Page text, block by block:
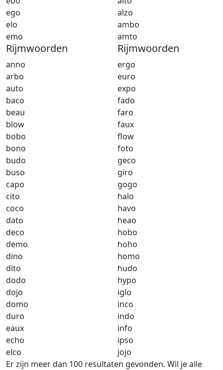
ego
elo
emo
alzo
ambo
amto
Rijmwoorden
anno
arbo
auto
baco
beau
blow
bobo
bono
budo
buso
capo
cito
coco
dato
deco
demo
dino
dito
dodo
dojo
domo
duro
eaux
echo
elco
Rijmwoorden
ergo
euro
expo
fado
faro
faux
flow
foto
geco
giro
gogo
halo
havo
heao
hobo
hoho
homo
hudo
hypo
iglo
inco
indo
info
ipso
jojo
Er zijn meer dan 100 resultaten gevonden. Wil je alle